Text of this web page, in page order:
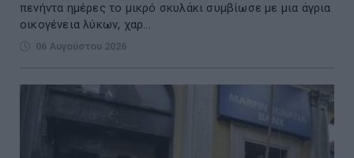
πενήντα ημέρες το μικρό σκυλάκι συμβίωσε με μια άγρια
οικογένεια λύκων, χαρ...
06 Αυγούστου 2026